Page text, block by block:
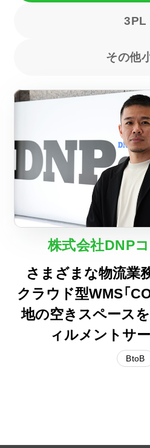
ニュース
03-
（平日：9:00 -
オンライン相談
お問い合
資料請求
3PL
その他
株式会社DNP
さまざまな物流業
クラウド型WMS「
地の空きスペース
ィルメントサ
BtoB